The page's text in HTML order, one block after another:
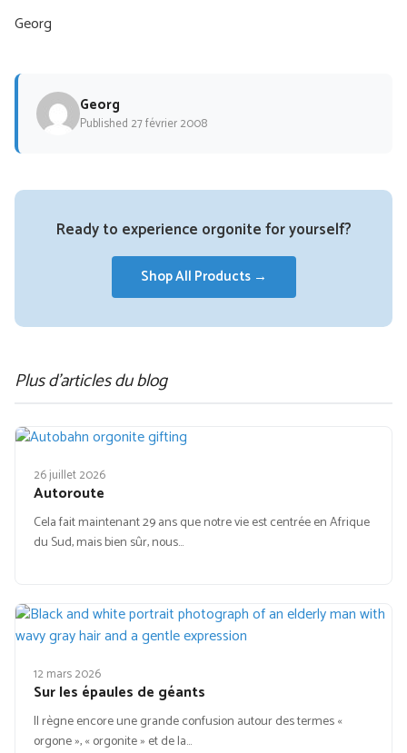
Georg
Georg
Published 27 février 2008
Ready to experience orgonite for yourself?
Shop All Products →
Plus d'articles du blog
26 juillet 2026
Autoroute
Cela fait maintenant 29 ans que notre vie est centrée en Afrique
du Sud, mais bien sûr, nous…
12 mars 2026
Sur les épaules de géants
Il règne encore une grande confusion autour des termes «
orgone », « orgonite » et de la…